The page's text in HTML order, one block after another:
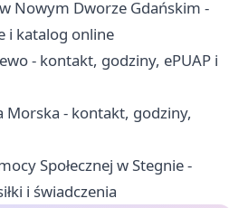
Nowym Dworze Gdańskim -
i katalog online
- kontakt, godziny, ePUAP i
Morska - kontakt, godziny,
Społecznej w Stegnie -
i świadczenia